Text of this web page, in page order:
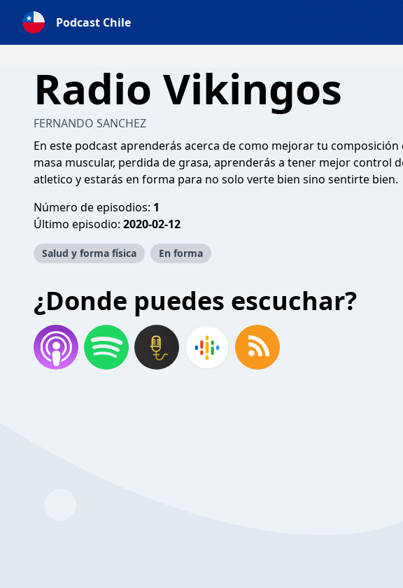
Podcast Chile
Radio Vikingos
FERNANDO SANCHEZ
En este podcast aprenderás acerca de como mejorar tu
masa muscular, perdida de grasa, aprenderás a tener mejor control
atletico y estarás en forma para no solo verte bien sino sentirte bien.
Número de episodios: 1
Último episodio: 2020-02-12
Salud y forma física En forma
¿Donde puedes escuchar?